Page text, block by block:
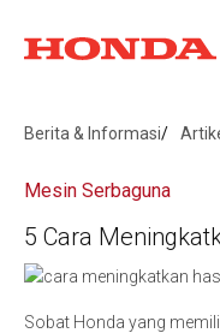
Berita & Informasi
Mesin Serbaguna
5 Cara
Sobat Honda yang